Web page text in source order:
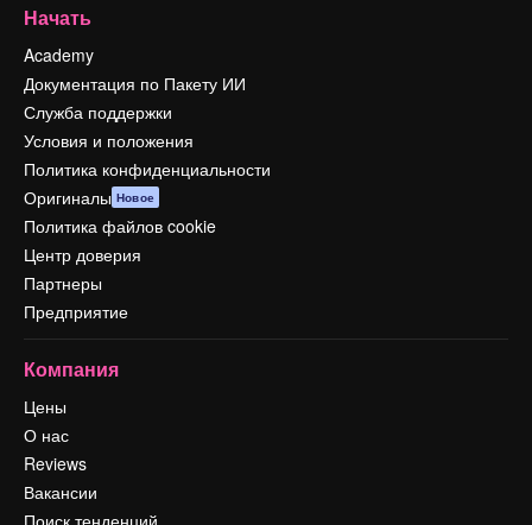
Начать
Academy
Документация по Пакету ИИ
Служба поддержки
Условия и положения
Политика конфиденциальности
Оригиналы Новое
Политика файлов cookie
Центр доверия
Партнеры
Предприятие
Компания
Цены
О нас
Reviews
Вакансии
Поиск тенденций